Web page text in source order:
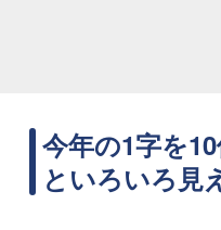
今年の1字を
といろいろ見